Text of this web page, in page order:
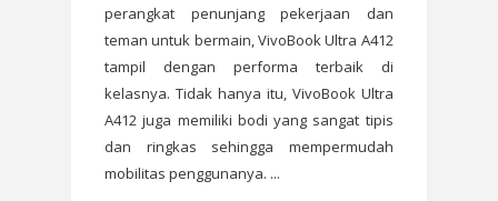
perangkat penunjang pekerjaan dan
teman untuk bermain, VivoBook Ultra A412
tampil dengan performa terbaik di
kelasnya. Tidak hanya itu, VivoBook Ultra
A412 juga memiliki bodi yang sangat tipis
dan ringkas sehingga mempermudah
mobilitas penggunanya. ...